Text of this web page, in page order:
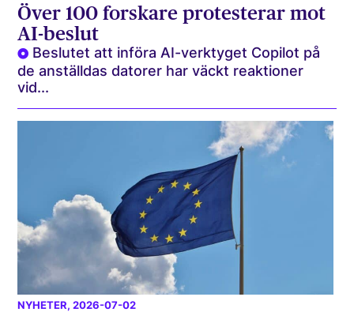
Över 100 forskare protesterar mot
AI-beslut
Beslutet att införa AI-verktyget Copilot på
de anställdas datorer har väckt reaktioner
vid...
NYHETER, 2026-07-02